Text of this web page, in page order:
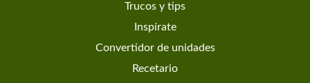
Trucos y tips
Inspírate
Convertidor de unidades
Recetario